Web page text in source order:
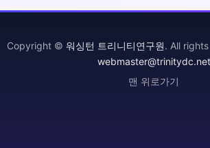
Copyright © 워싱턴 트리니티연구원. All
webmaster@trinitydc.net
맨 위로가기